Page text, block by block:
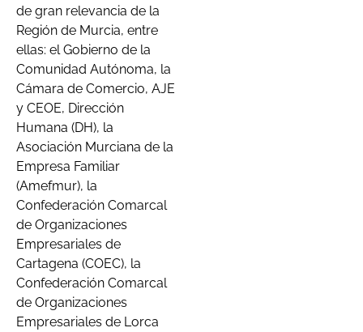
de gran relevancia de la
Región de Murcia, entre
ellas: el Gobierno de la
Comunidad Autónoma, la
Cámara de Comercio, AJE
y CEOE, Dirección
Humana (DH), la
Asociación Murciana de la
Empresa Familiar
(Amefmur), la
Confederación Comarcal
de Organizaciones
Empresariales de
Cartagena (COEC), la
Confederación Comarcal
de Organizaciones
Empresariales de Lorca